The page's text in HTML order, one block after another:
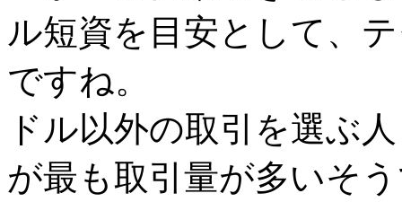
ル短資を目安として、
ですね。
ドル以外の取引を選ぶ
が最も取引量が多いそ